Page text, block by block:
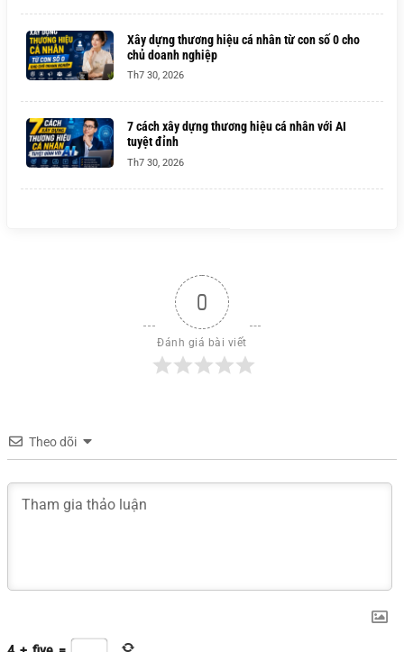
Xây dựng thương hiệu cá nhân từ con số 0 cho
chủ doanh nghiệp
Th7 30, 2026
7 cách xây dựng thương hiệu cá nhân với AI
tuyệt đỉnh
Th7 30, 2026
0
Đánh giá bài viết
Theo dõi